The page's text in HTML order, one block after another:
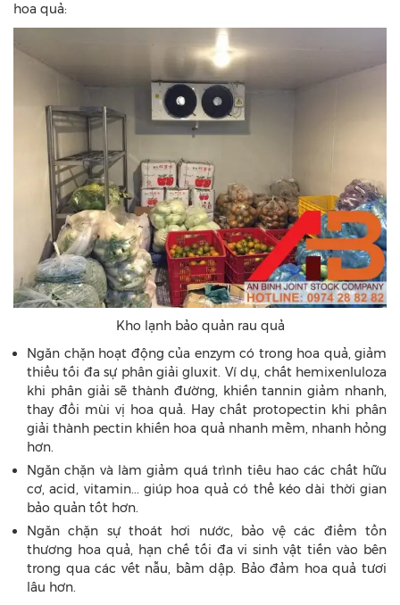
hoa quả:
Kho lạnh bảo quản rau quả
Ngăn chặn hoạt động của enzym có trong hoa quả, giảm
thiểu tối đa sự phân giải gluxit. Ví dụ, chất hemixenluloza
khi phân giải sẽ thành đường, khiến tannin giảm nhanh,
thay đổi mùi vị hoa quả. Hay chất protopectin khi phân
giải thành pectin khiến hoa quả nhanh mềm, nhanh hỏng
hơn.
Ngăn chặn và làm giảm quá trình tiêu hao các chất hữu
cơ, acid, vitamin... giúp hoa quả có thể kéo dài thời gian
bảo quản tốt hơn.
Ngăn chặn sự thoát hơi nước, bảo vệ các điểm tổn
thương hoa quả, hạn chế tối đa vi sinh vật tiến vào bên
trong qua các vết nẫu, bầm dập. Bảo đảm hoa quả tươi
lâu hơn.